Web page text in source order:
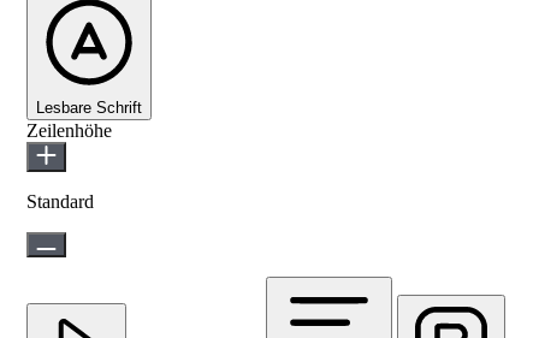
Lesbare Schrift
Zeilenhöhe
Standard